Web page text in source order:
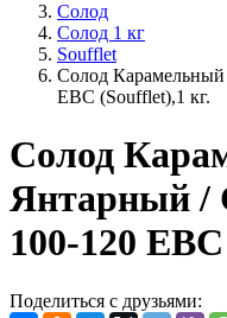
Солод
Солод 1 кг
Soufflet
Солод
EBC (Soufflet),1 кг.
Солод
Янтарный /
100-120
Поделиться с друзьями: